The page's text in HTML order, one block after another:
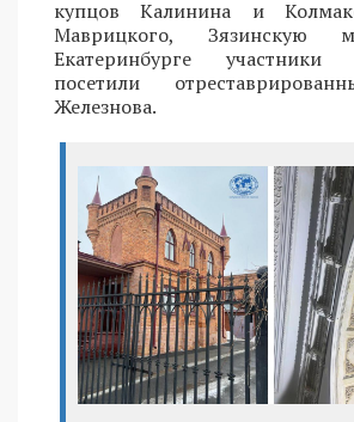
купцов Калинина и
Маврицкого, Зязинскую
Екатеринбурге участники
посетили
Железнова.